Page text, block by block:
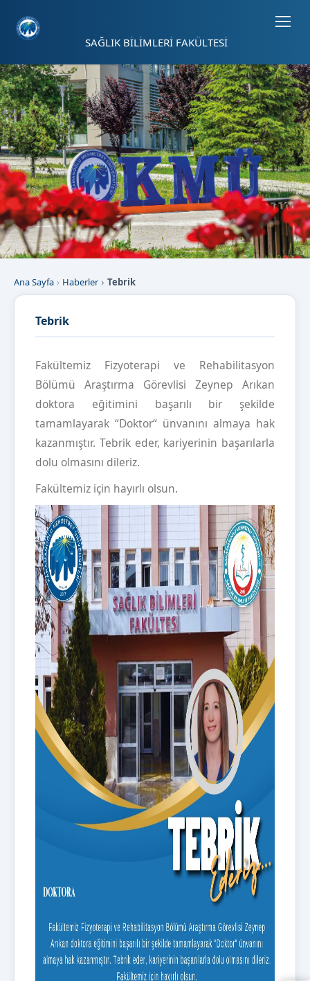
SAĞLIK BİLİMLERİ FAKÜLTESİ
Ana Sayfa Haberler Tebrik
Tebrik
Fakültemiz Fizyoterapi ve Rehabilitasyon
Bölümü Araştırma Görevlisi Zeynep Arıkan
doktora eğitimini başarılı bir şekilde
tamamlayarak “Doktor“ ünvanını almaya hak
kazanmıştır. Tebrik eder, kariyerinin başarılarla
dolu olmasını dileriz.
Fakültemiz için hayırlı olsun.